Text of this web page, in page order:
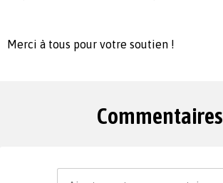
Merci à tous pour votre soutien !
Commentaires